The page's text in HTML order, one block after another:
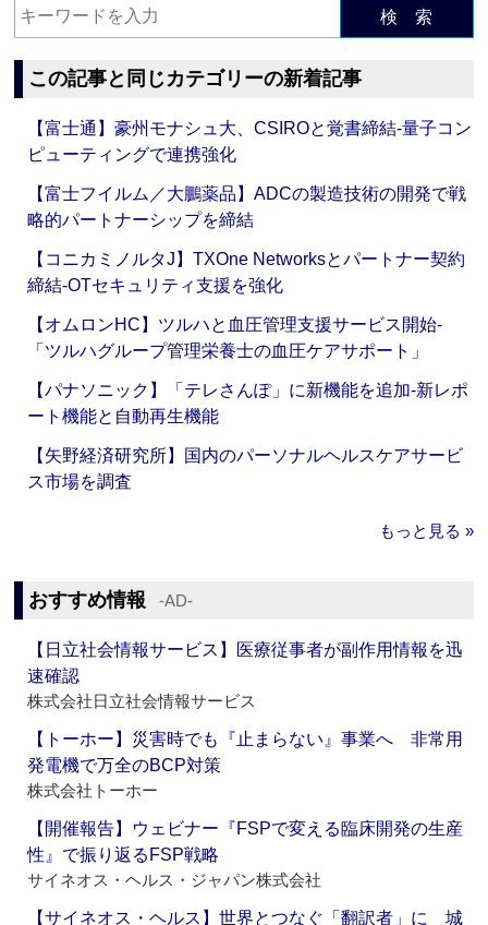
検 索
この記事と同じカテゴリーの新着記事
【富士通】豪州モナシュ大、CSIROと覚書締結‐量子コン
ピューティングで連携強化
【富士フイルム／大鵬薬品】ADCの製造技術の開発で戦
略的パートナーシップを締結
【コニカミノルタJ】TXOne Networksとパートナー契約
締結‐OTセキュリティ支援を強化
【オムロンHC】ツルハと血圧管理支援サービス開始‐
「ツルハグループ管理栄養士の血圧ケアサポート」
【パナソニック】「テレさんぽ」に新機能を追加‐新レポ
ート機能と自動再生機能
【矢野経済研究所】国内のパーソナルヘルスケアサービ
ス市場を調査
もっと見る »
おすすめ情報 ‐AD‐
【日立社会情報サービス】医療従事者が副作用情報を迅
速確認
株式会社日立社会情報サービス
【トーホー】災害時でも『止まらない』事業へ 非常用
発電機で万全のBCP対策
株式会社トーホー
【開催報告】ウェビナー『FSPで変える臨床開発の生産
性』で振り返るFSP戦略
サイネオス・ヘルス・ジャパン株式会社
【サイネオス・ヘルス】世界とつなぐ「翻訳者」に 城